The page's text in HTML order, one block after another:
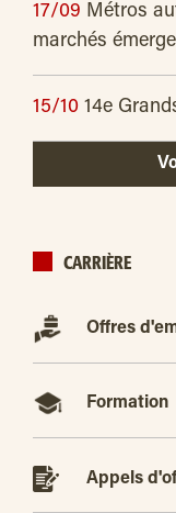
17/09 Métros
marchés
15/10 14e
CARRIÈRE
Offres
Formation
Appels